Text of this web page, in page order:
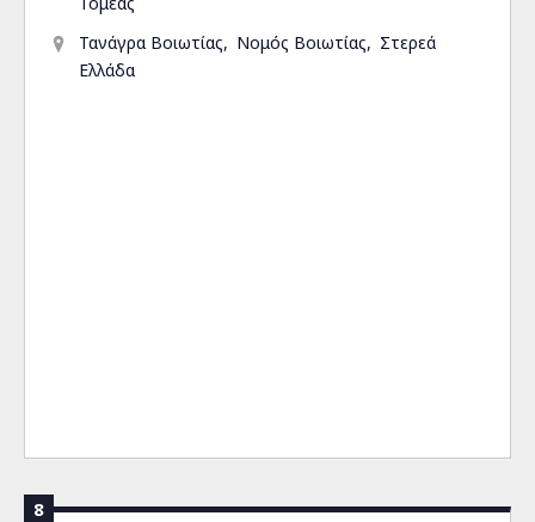
Τανάγρα Βοιωτίας
Νομός Βοιωτίας
Στερεά
Ελλάδα
8